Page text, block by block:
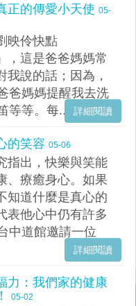
正的傳愛小天使 05-
伶快點
這是爸爸媽媽常
我說的話；因為，
爸媽媽提醒我去洗
等等。每...
詳細閱讀
的笑容 05-06
指出，快樂與笑能
、療癒身心。如果
知道什麼是真心的
表他心中仍有許多
中道館邀請一位
詳細閱讀
力：我們家的健康
05-02